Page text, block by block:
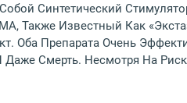
Синтетический
Известный Как
Оба Препарата Очень
Смерть. Несмотря На